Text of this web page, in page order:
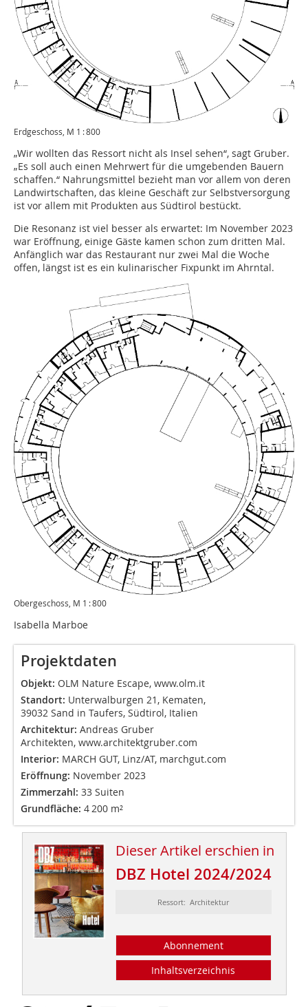
Erdgeschoss, M 1 : 800
„Wir wollten das Ressort nicht als Insel sehen“, sagt Gruber.
„Es soll auch einen Mehrwert für die umgebenden Bauern
schaffen.“ Nahrungsmittel bezieht man vor allem von deren
Landwirtschaften, das kleine Geschäft zur Selbstversorgung
ist vor allem mit Produkten aus Südtirol bestückt.
Die Resonanz ist viel besser als erwartet: Im November 2023
war Eröffnung, einige Gäste kamen schon zum dritten Mal.
Anfänglich war das Restaurant nur zwei Mal die Woche
offen, längst ist es ein kulinarischer Fixpunkt im Ahrntal.
Obergeschoss, M 1 : 800
Isabella Marboe
Projektdaten
Objekt: OLM Nature Escape, www.olm.it
Standort: Unterwalburgen 21, Kematen,
39032 Sand in Taufers, Südtirol, Italien
Architektur: Andreas Gruber
Architekten, www.architektgruber.com
Interior: MARCH GUT, Linz/AT, marchgut.com
Eröffnung: November 2023
Zimmerzahl: 33 Suiten
Grundfläche: 4 200 m²
Dieser Artikel erschien in
DBZ Hotel 2024/2024
Ressort: Architektur
Abonnement
Inhaltsverzeichnis